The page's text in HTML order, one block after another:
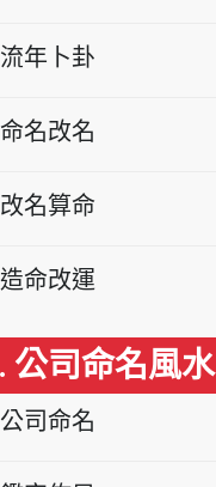
年卜卦
名改名
名算命
命改運
公司命名風水
司命名